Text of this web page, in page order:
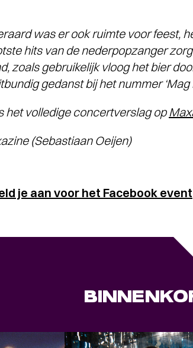
was er ook ruimte voor feest,
hits van de nederpopzanger
zoals gebruikelijk vloog het bier
gedanst bij het nummer ‘Mag
het volledige concertverslag op
(Sebastiaan Oeijen)
je aan voor het Facebook event